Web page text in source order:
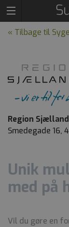
« Tilbage til
Region Sjælland
Smedegade 16,
Unik
med på
Vil du gøre en